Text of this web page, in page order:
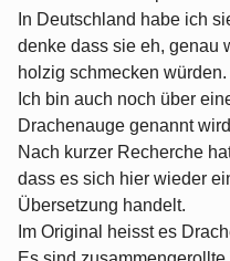
In Deutschland habe ich
denke dass sie eh, genau
holzig schmecken würden.
Ich bin auch noch über
Drachenauge genannt
Nach kurzer Recherche
dass es sich hier wieder
Übersetzung handelt.
Im Original heisst es